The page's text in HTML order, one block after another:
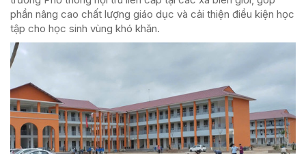
phần nâng cao chất lượng giáo dục và cải thiện điều kiện học
tập cho học sinh vùng khó khăn.